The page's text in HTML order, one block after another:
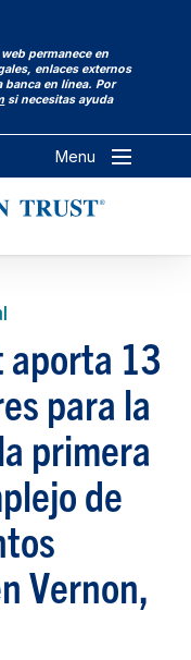
permanece en
enlaces externos
en línea. Por
si necesitas ayuda
Menu
aporta 13
para la
primera
de
Vernon,